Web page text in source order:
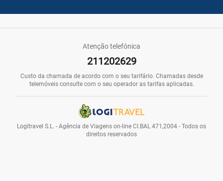
Atenção telefónica
211202629
Custo da chamada de acordo com o seu tarifário. Chamadas desde
telemóveis consulte com o seu operador as tarifas aplicadas.
Logitravel S.L. - Agência de Viagens on-line CI.BAL 471,2004 - Todos os
direitos reservados